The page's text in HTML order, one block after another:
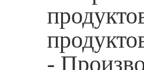
-